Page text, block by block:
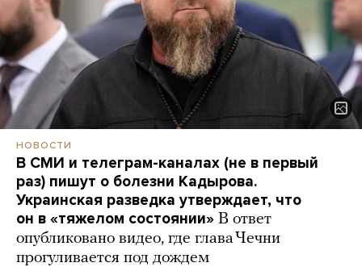
НОВОСТИ
В СМИ и телеграм-каналах (не в первый
раз) пишут о болезни Кадырова.
Украинская разведка утверждает, что
он в «тяжелом состоянии» В ответ
опубликовано видео, где глава Чечни
прогуливается под дождем